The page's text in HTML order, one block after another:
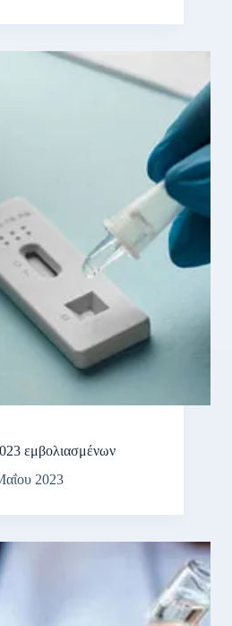
εμβολιασμένων
2023